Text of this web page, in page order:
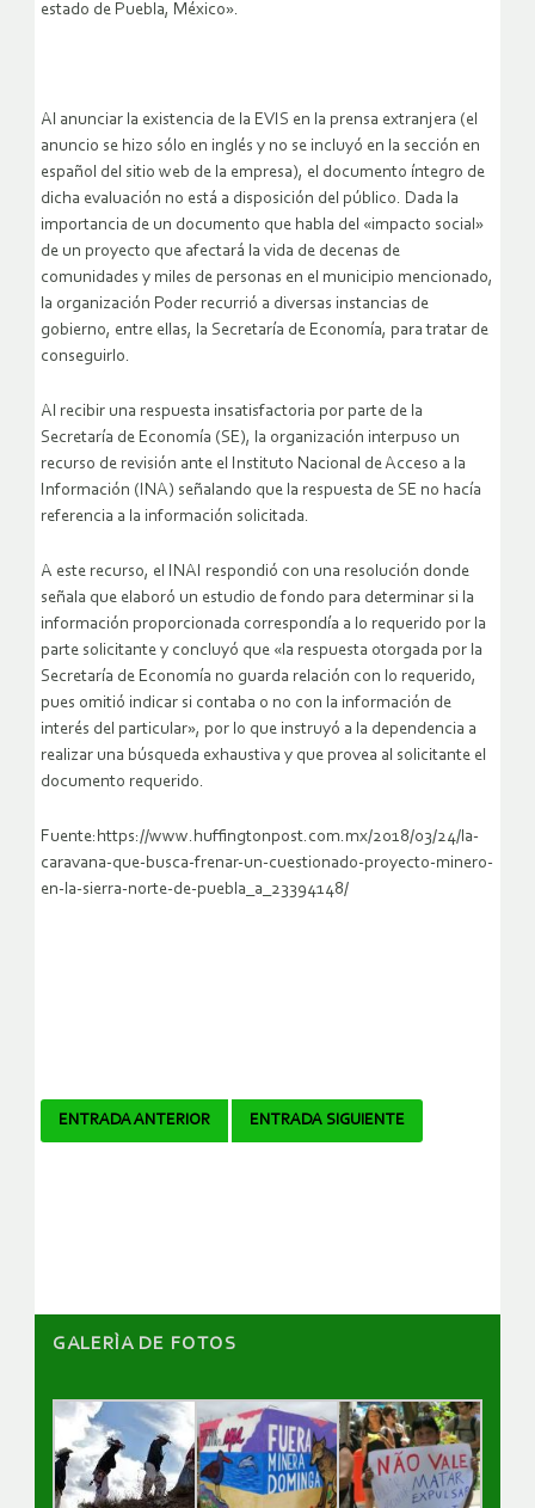
estado de Puebla, México».
Al anunciar la existencia de la EVIS en la prensa extranjera (el
anuncio se hizo sólo en inglés y no se incluyó en la sección en
español del sitio web de la empresa), el documento íntegro de
dicha evaluación no está a disposición del público. Dada la
importancia de un documento que habla del «impacto social»
de un proyecto que afectará la vida de decenas de
comunidades y miles de personas en el municipio mencionado,
la organización Poder recurrió a diversas instancias de
gobierno, entre ellas, la Secretaría de Economía, para tratar de
conseguirlo.
Al recibir una respuesta insatisfactoria por parte de la
Secretaría de Economía (SE), la organización interpuso un
recurso de revisión ante el Instituto Nacional de Acceso a la
Información (INA) señalando que la respuesta de SE no hacía
referencia a la información solicitada.
A este recurso, el INAI respondió con una resolución donde
señala que elaboró un estudio de fondo para determinar si la
información proporcionada correspondía a lo requerido por la
parte solicitante y concluyó que «la respuesta otorgada por la
Secretaría de Economía no guarda relación con lo requerido,
pues omitió indicar si contaba o no con la información de
interés del particular», por lo que instruyó a la dependencia a
realizar una búsqueda exhaustiva y que provea al solicitante el
documento requerido.
Fuente:https://www.huffingtonpost.com.mx/2018/03/24/la-
caravana-que-busca-frenar-un-cuestionado-proyecto-minero-
en-la-sierra-norte-de-puebla_a_23394148/
Navegador
ENTRADA ANTERIOR ENTRADA SIGUIENTE
GALERÌA DE FOTOS